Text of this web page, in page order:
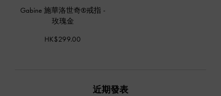
Gabine 施華洛世奇®戒指 -
玫瑰金
HK$299.00
近期發表